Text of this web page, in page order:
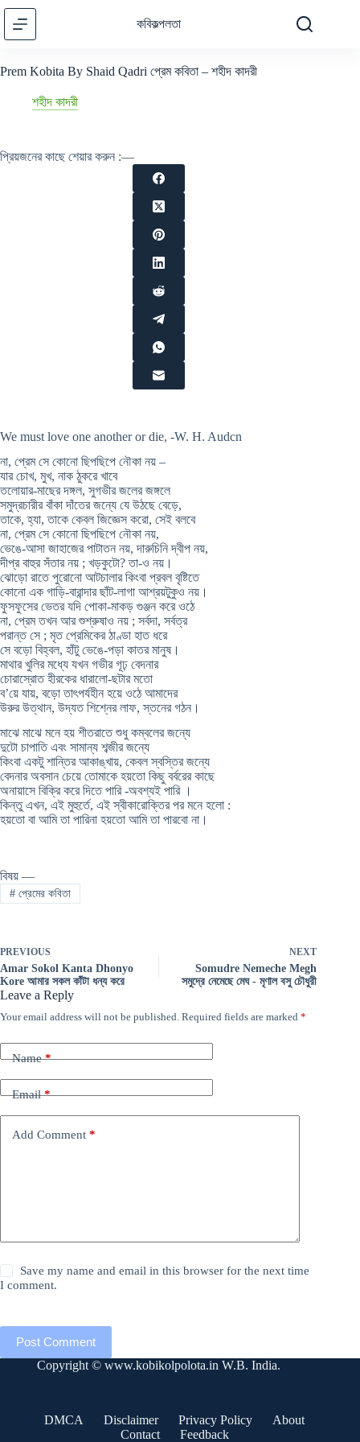
Skip
content
কবিকল্পলতা
Prem Kobita By Shaid Qadri প্রেম কবিতা – শহীদ কাদরী
শহীদ কাদরী
প্রিয়জনের কাছে শেয়ার করুন :—
We must love one another or die, -W. H. Audcn
না, প্রেম সে কোনাে ছিপছিপে নৌকা নয় –
যার চোখ, মুখ, নাক ঠুকরে খাবে
তলােয়ার-মাছের দঙ্গল, সুগভীর জলের জঙ্গলে
সমুদ্রচারীর বাঁকা দাঁতের জন্যে যে উঠছে বেড়ে,
তাকে, হ্যা, তাকে কেবল জিজ্ঞেস করাে, সেই বলবে
না, প্রেম সে কোনাে ছিপছিপে নৌকা নয়,
ভেঙে-আসা জাহাজের পাটাতন নয়, দারুচিনি দ্বীপ নয়,
দীপ্র বাহুর সঁতার নয় ; খড়কুটো? তা-ও নয়।
ঝােড়াে রাতে পুরােনাে আটচালার কিংবা প্রবল বৃষ্টিতে
কোনাে এক গাড়ি-বারান্দার ছাঁট-লাগা আশ্রয়টুকুও নয়।
ফুসফুসের ভেতর যদি পােকা-মাকড় গুঞ্জন করে ওঠে
না, প্রেম তখন আর শুশ্রুষাও নয় ; সর্বদা, সর্বত্র
পরান্ত সে ; মৃত প্রেমিকের ঠাণ্ডা হাত ধরে
সে বড়াে বিহ্বল, হাঁটু ভেঙে-পড়া কাতর মানুষ।
মাথার খুলির মধ্যে যখন গভীর গূঢ় বেদনার
চোরাস্রোত হীরকের ধারালাে-ছটার মতাে
ব’য়ে যায়, বড়াে তাৎপর্যহীন হয়ে ওঠে আমাদের
উরুর উত্থান, উদ্যত শিশ্নের লাফ, স্তনের গঠন।
মাঝে মাঝে মনে হয় শীতরাতে শুধু কম্বলের জন্যে
দুটো চাপাতি এবং সামান্য শব্জীর জন্যে
কিংবা একটু শান্তির আকাঙ্খায়, কেবল স্বস্তির জন্যে
বেদনার অবসান চেয়ে তােমাকে হয়তাে কিছু বর্বরের কাছে
অনায়াসে বিক্রি করে দিতে পারি -অবশ্যই পারি ।
কিন্তু এখন, এই মুহুর্তে, এই স্বীকারােক্তির পর মনে হলাে :
হয়তাে বা আমি তা পারিনা হয়তাে আমি তা পারবাে না।
বিষয় —
#প্রেমের কবিতা
PREVIOUS
Amar Sokol Kanta Dhonyo
Kore আমার সকল কাঁটা ধন্য করে
NEXT
Somudre Nemeche Megh
সমুদ্রে নেমেছে মেঘ - মৃণাল বসু চৌধুরী
Leave a Reply
Your email address will not be published. Required fields are marked *
Name*
Email*
Add Comment *
Save my name and email in this browser for the next time
I comment.
Post Comment
Copyright © www.kobikolpolota.in W.B. India.
DMCA Disclaimer Privacy Policy
About
Contact
Feedback